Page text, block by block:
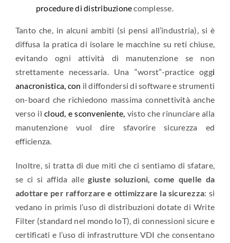
procedure di distribuzionecomplesse.
Tanto che, in alcuni ambiti (si pensi all’industria), si è
diffusa la pratica di isolare le macchine su reti chiuse,
evitando ogni attività di manutenzione se non
strettamente necessaria. Una “worst”-practice oggi
anacronistica, con il diffondersi di software e strumenti
on-board che richiedono massima connettività anche
verso il cloud, e sconveniente, visto che rinunciare alla
manutenzione vuol dire sfavorire sicurezza ed
efficienza.
Inoltre, si tratta di due miti che ci sentiamo di sfatare,
se ci si affida allegiuste soluzioni, come quelle da
adottare per rafforzare e ottimizzare la sicurezza: si
vedano in primis l’uso di distribuzioni dotate di Write
Filter (standard nel mondo IoT), di connessioni sicure e
certificati e l’uso di infrastrutture VDI che consentano